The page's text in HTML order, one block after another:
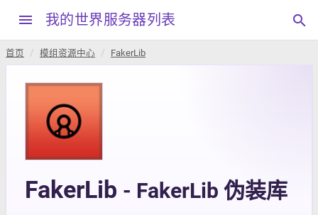
menu 我的世界服务器列表 search
首页 模组资源中心 FakerLib
FakerLib - FakerLib 伪装库